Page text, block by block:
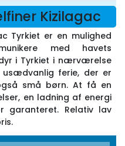
Kizilagac
Tyrkiet er en mulighed
med havets
i Tyrkiet i nærværelse
ferie, der er
små børn. At få en
en ladning af energi
garanteret. Relativ lav